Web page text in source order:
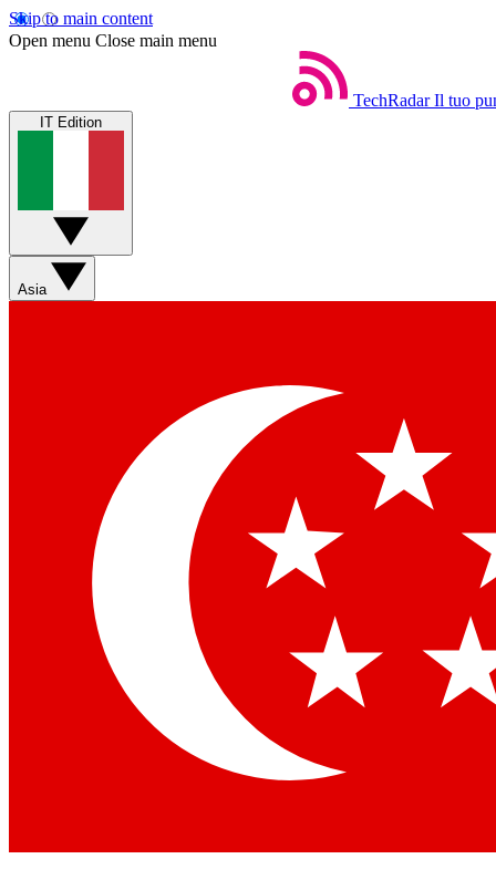
Skip to main content
Open menu Close main menu
TechRadar Il tuo
IT Edition
Asia